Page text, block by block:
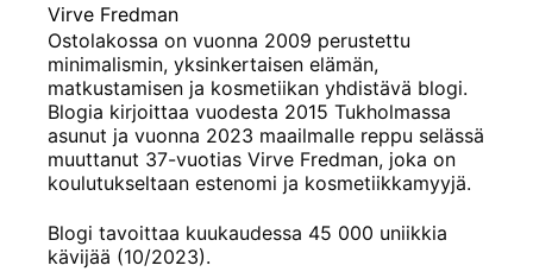
Virve Fredman
Ostolakossa on vuonna 2009 perustettu
minimalismin, yksinkertaisen elämän,
matkustamisen ja kosmetiikan yhdistävä blogi.
Blogia kirjoittaa vuodesta 2015 Tukholmassa
asunut ja vuonna 2023 maailmalle reppu selässä
muuttanut 37-vuotias Virve Fredman, joka on
koulutukseltaan estenomi ja kosmetiikkamyyjä.
Blogi tavoittaa kuukaudessa 45 000 uniikkia
kävijää (10/2023).